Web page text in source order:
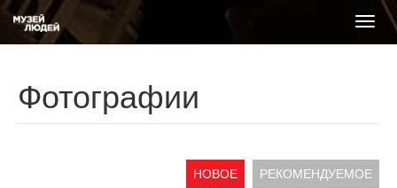
Фотографии
НОВОЕ РЕКОМЕНДУЕМОЕ